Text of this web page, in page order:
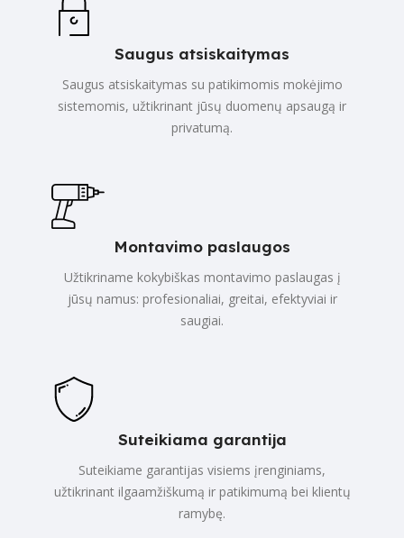
Saugus atsiskaitymas
Saugus atsiskaitymas su patikimomis mokėjimo
sistemomis, užtikrinant jūsų duomenų apsaugą ir
privatumą.
Montavimo paslaugos
Užtikriname kokybiškas montavimo paslaugas į
jūsų namus: profesionaliai, greitai, efektyviai ir
saugiai.
Suteikiama garantija
Suteikiame garantijas visiems įrenginiams,
užtikrinant ilgaamžiškumą ir patikimumą bei klientų
ramybę.